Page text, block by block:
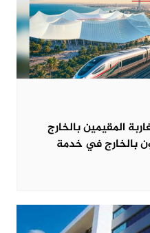
المقيمين بالخارج
بالخارج في خدمة